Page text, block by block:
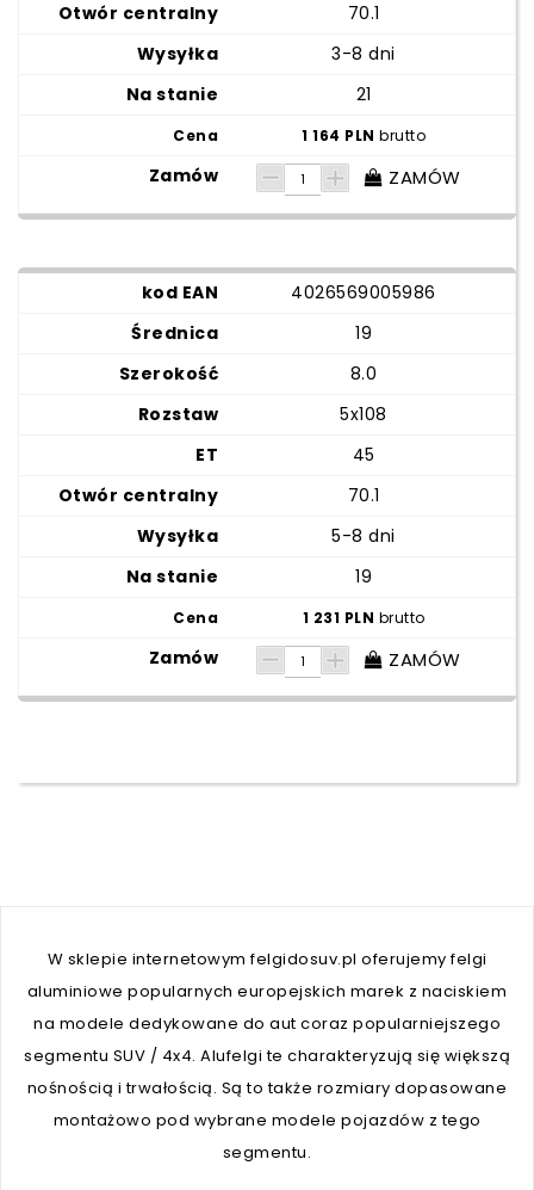
70.1
3-8 dni
21
1 164 PLNbrutto
ZAMÓW
4026569005986
19
8.0
5x108
45
70.1
5-8 dni
19
1 231 PLN brutto
ZAMÓW
W sklepie internetowym felgidosuv.pl oferujemy felgi
aluminiowe popularnych europejskich marek z naciskiem
na modele dedykowane do aut coraz popularniejszego
segmentu SUV / 4x4. Alufelgi te charakteryzują się większą
nośnością i trwałością. Są to także rozmiary dopasowane
montażowo pod wybrane modele pojazdów z tego
segmentu.